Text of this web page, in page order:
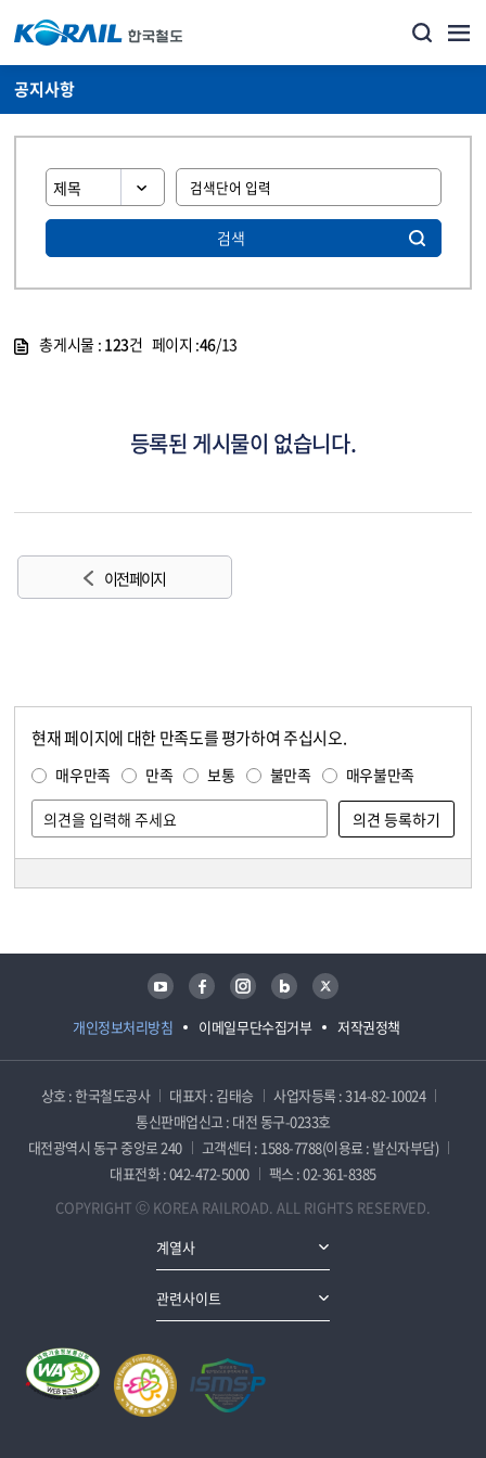
공지사항
검색
총게시물 : 123건 페이지 :46/13
등록된 게시물이 없습니다.
이전 페이지
현재 페이지에 대한 만족도를 평가하여 주십시오.
매우만족 만족 보통 불만족 매우불만족
개인정보처리방침 이메일무단수집거부 저작권정책
유튜브 페이스북 인스타그램 블로그 트위터
상호 : 한국철도공사 대표자 : 김태승
사업자등록 : 314-82-10024
통신판매업신고 : 대전 동구-0233호
대전광역시 동구 중앙로 240
고객센터 : 1588-7788(이용료 : 발신자부담)
대표전화 : 042-472-5000
팩스 : 02-361-8385
COPYRIGHT ⓒ KOREA RAILROAD. ALL RIGHTS RESERVED.
계열사
관련사이트